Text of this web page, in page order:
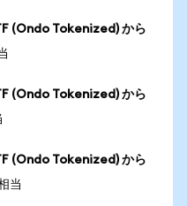
(Ondo Tokenized) から
(Ondo Tokenized) から
(Ondo Tokenized) から
当